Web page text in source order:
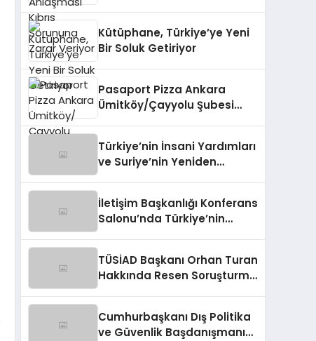
Kütüphane, Türkiye’ye Yeni
Bir Soluk Getiriyor
Pasaport Pizza Ankara
Ümitköy/Çayyolu Şubesi
Türkiye’nin İnsani Yardımları
ve Suriye’nin Yeniden
İletişim Başkanlığı Konferans
Salonu’nda Türkiye’nin
TÜSİAD Başkanı Orhan Turan
Hakkında Resen Soruşturma
Cumhurbaşkanı Dış Politika
ve Güvenlik Başdanışmanı